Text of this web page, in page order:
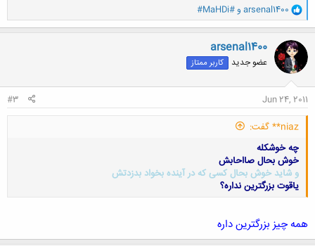
و
ا
ک
ن
ش
ه
ا
arsenal1400 و#MaHDi#
arsenal1400
عضو جدید کاربر ممتاز
Jun 24, 2011
#3
niaz** گفت:
چه خوشکله
خوش بحال صااحابش
و شاید خوش بحال کسی که در آینده بخواد بدزدتش
یاقوت بزرگترین نداره؟
کلیک کنید تا باز شود...
همه چیز بزرگترین داره